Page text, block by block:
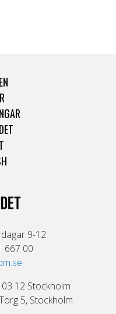
9-12
667 00
12 Stockholm
5, Stockholm